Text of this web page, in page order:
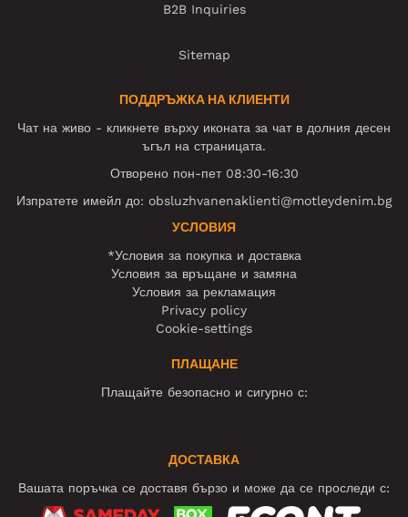
B2B Inquiries
Sitemap
ПОДДРЪЖКА НА КЛИЕНТИ
Чат на живо - кликнете върху иконата за чат в долния десен
ъгъл на страницата.
Отворено пон-пет 08:30-16:30
Изпратете имейл до: obsluzhvanenaklienti@motleydenim.bg
УСЛОВИЯ
*Условия за покупка и доставка
Условия за връщане и замяна
Условия за рекламация
Privacy policy
Cookie-settings
ПЛАЩАНЕ
Плащайте безопасно и сигурно с:
ДОСТАВКА
Вашата поръчка се доставя бързо и може да се проследи с: